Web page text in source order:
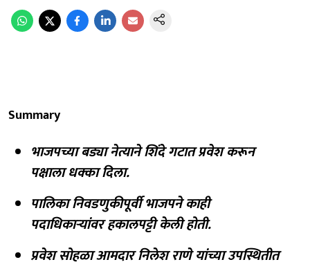
Summary
भाजपच्या बड्या नेत्याने शिंदे गटात प्रवेश करून
पक्षाला धक्का दिला.
पालिका निवडणुकीपूर्वी भाजपने काही
पदाधिकाऱ्यांवर हकालपट्टी केली होती.
प्रवेश सोहळा आमदार निलेश राणे यांच्या उपस्थितीत